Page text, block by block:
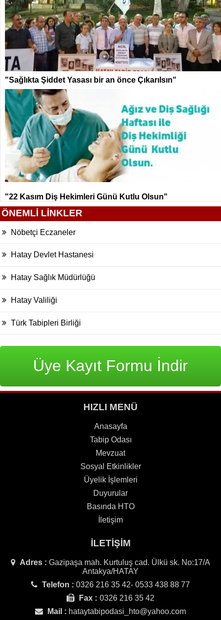
"Sağlıkta Şiddet Yasası bir an önce Çıkarılsın"
"22 Kasım Diş Hekimleri Günü Kutlu Olsun"
ÖNEMLİ LİNKLER
Nöbetçi Eczaneler
Hatay Devlet Hastanesi
Hatay Sağlık Müdürlüğü
Hatay Valiliği
Türk Tabipleri Birliği
Üye Kayıt Formu İndir
HIZLI MENÜ
Anasayfa
Tabip Odası
Mevzuat
Sosyal Etkinlikler
Üyelik İşlemleri
Duyurular
Basında HTO
İletişim
İLETİŞİM
Adres : Gazipaşa mah. Kurtuluş cad. Ülkü sk. No:17/A
Antakya/HATAY
Telefon : 0326 216 35 42- 0533 438 88 77
Fax : 0326 216 35 42
Mail : hataytabipodasi_hto@yahoo.com